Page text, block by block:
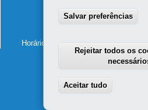
80610-011-Curitiba
Horário de atendimento: de
Salvar preferências
Rejeitar todos os
Aceitar tudo